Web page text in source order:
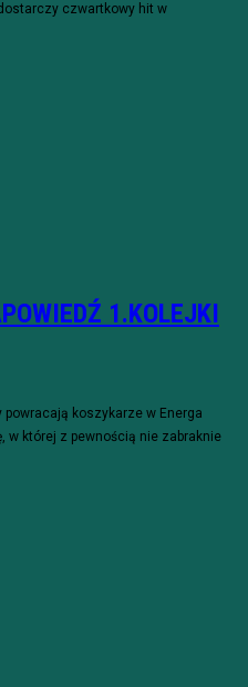
czwartkowy hit w
1.KOLEJKI
powracają koszykarze w Energa
w której z pewnością nie zabraknie